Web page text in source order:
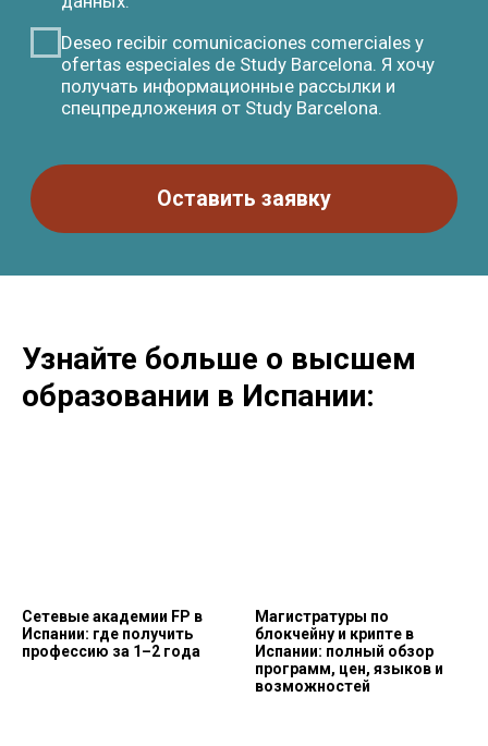
Узнайте больше о высшем
образовании в Испании:
Сетевые академии FP в
Испании: где получить
профессию за 1–2 года
Магистратуры по
блокчейну и крипте в
Испании: полный обзор
программ, цен, языков и
возможностей